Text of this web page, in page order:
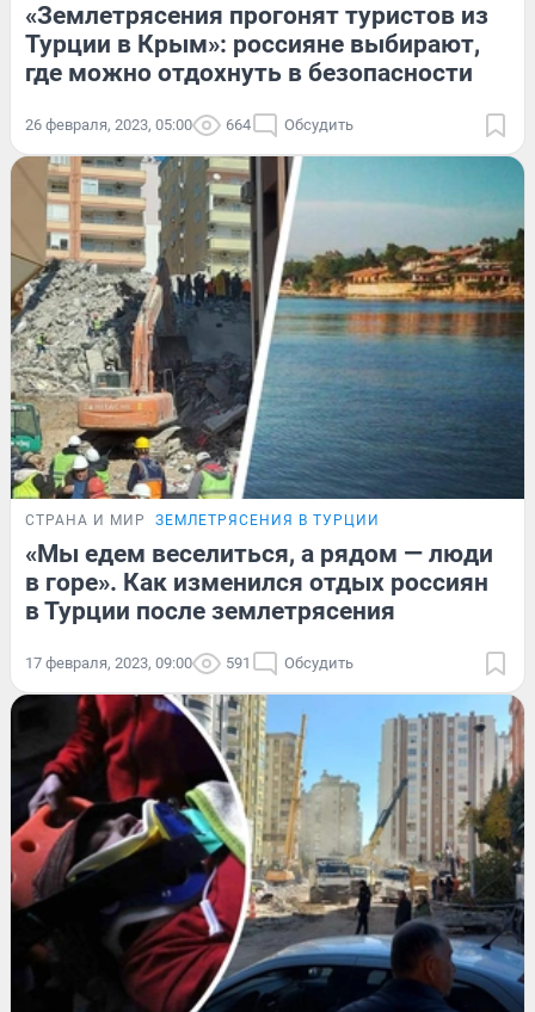
«Землетрясения прогонят туристов из
Турции в Крым»: россияне выбирают,
где можно отдохнуть в безопасности
26 февраля, 2023, 05:00 664 Обсудить
СТРАНА И МИР ЗЕМЛЕТРЯСЕНИЯ В ТУРЦИИ
«Мы едем веселиться, а рядом — люди
в горе». Как изменился отдых россиян
в Турции после землетрясения
17 февраля, 2023, 09:00 591 Обсудить